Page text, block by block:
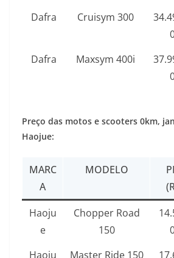
Dafra
Cruisym 300
Dafra
Maxsym 400i
Preço das motos e scooters 0km,
Haojue:
MARC
A
MODELO
Haoju
e
Chopper Road
150
Haoju
Master Ride 150